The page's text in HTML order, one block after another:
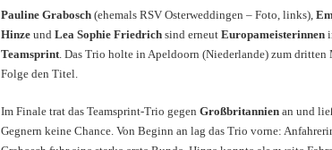
Pauline Grabosch(ehemals RSV Osterweddingen – Foto, links),
Hinzeund Lea Sophie Friedrichsind erneut Europameisterinnen
Teamsprint. Das Trio holte in Apeldoorn (Niederlande) zum dritten
Folge den Titel.
Im Finale trat das Teamsprint-Trio gegen Großbritannienan und
Gegnern keine Chance. Von Beginn an lag das Trio vorne: